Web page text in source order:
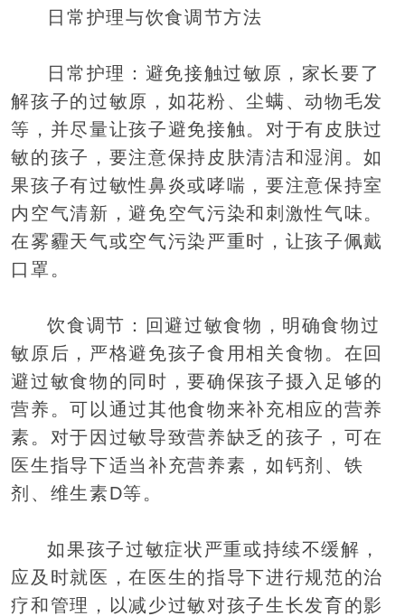
日常护理与饮食调节方法
日常护理：避免接触过敏原，家长要了
解孩子的过敏原，如花粉、尘螨、动物毛发
等，并尽量让孩子避免接触。对于有皮肤过
敏的孩子，要注意保持皮肤清洁和湿润。如
果孩子有过敏性鼻炎或哮喘，要注意保持室
内空气清新，避免空气污染和刺激性气味。
在雾霾天气或空气污染严重时，让孩子佩戴
口罩。
饮食调节：回避过敏食物，明确食物过
敏原后，严格避免孩子食用相关食物。在回
避过敏食物的同时，要确保孩子摄入足够的
营养。可以通过其他食物来补充相应的营养
素。对于因过敏导致营养缺乏的孩子，可在
医生指导下适当补充营养素，如钙剂、铁
剂、维生素D等。
如果孩子过敏症状严重或持续不缓解，
应及时就医，在医生的指导下进行规范的治
疗和管理，以减少过敏对孩子生长发育的影